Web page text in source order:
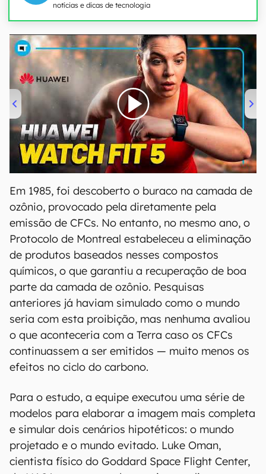
notícias e dicas de tecnologia
00:00/04:51
Em 1985, foi descoberto o buraco na camada de
ozônio, provocado pela diretamente pela
emissão de CFCs. No entanto, no mesmo ano, o
Protocolo de Montreal estabeleceu a eliminação
de produtos baseados nesses compostos
químicos, o que garantiu a recuperação de boa
parte da camada de ozônio. Pesquisas
anteriores já haviam simulado como o mundo
seria com esta proibição, mas nenhuma avaliou
o que aconteceria com a Terra caso os CFCs
continuassem a ser emitidos — muito menos os
efeitos no ciclo do carbono.
Para o estudo, a equipe executou uma série de
modelos para elaborar a imagem mais completa
e simular dois cenários hipotéticos: o mundo
projetado e o mundo evitado. Luke Oman,
cientista físico do Goddard Space Flight Center,